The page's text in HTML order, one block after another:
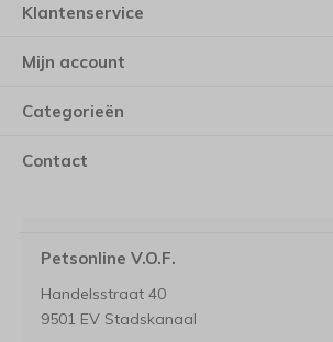
Klantenservice
Mijn account
Categorieën
Contact
Petsonline V.O.F.
Handelsstraat 40
9501 EV Stadskanaal